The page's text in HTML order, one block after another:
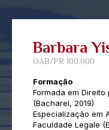
Barbara
OAB/PR 100.000
Formação
Formada em
(Bacharel, 2019)
Especialização em
Faculdade Legale